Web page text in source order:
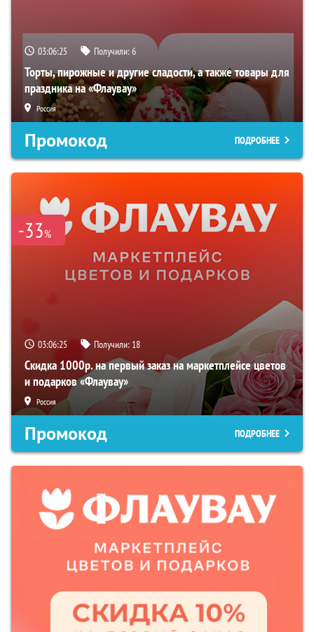
03:06:24 Получили:6
Торты, пирожные и другие сладости, а также товары для
праздника на «Флаувау»
Россия
Промокод ПОДРОБНЕЕ
-33%
03:06:24 Получили: 18
Скидка 1000р. на первый заказ на маркетплейсе цветов
и подарков «Флаувау»
Россия
Промокод ПОДРОБНЕЕ